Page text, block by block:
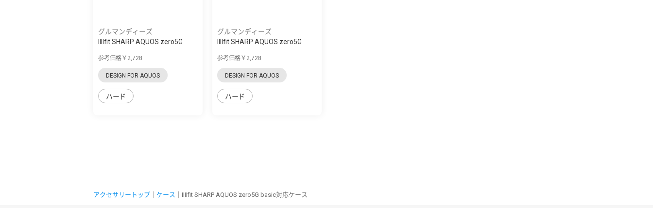
グルマンディーズ
IIIIfit SHARP AQUOS zero5G
参考価格￥2,728
DESIGN FOR AQUOS
ハード
グルマンディーズ
IIIIfit SHARP AQUOS zero5G
参考価格￥2,728
DESIGN FOR AQUOS
ハード
アクセサリートップ ケース ｜IIIIfit SHARP AQUOS zero5G basic対応ケース